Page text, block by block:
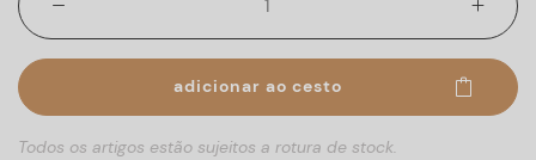
adicionar ao cesto
Todos os artigos estão sujeitos a rotura de stock.